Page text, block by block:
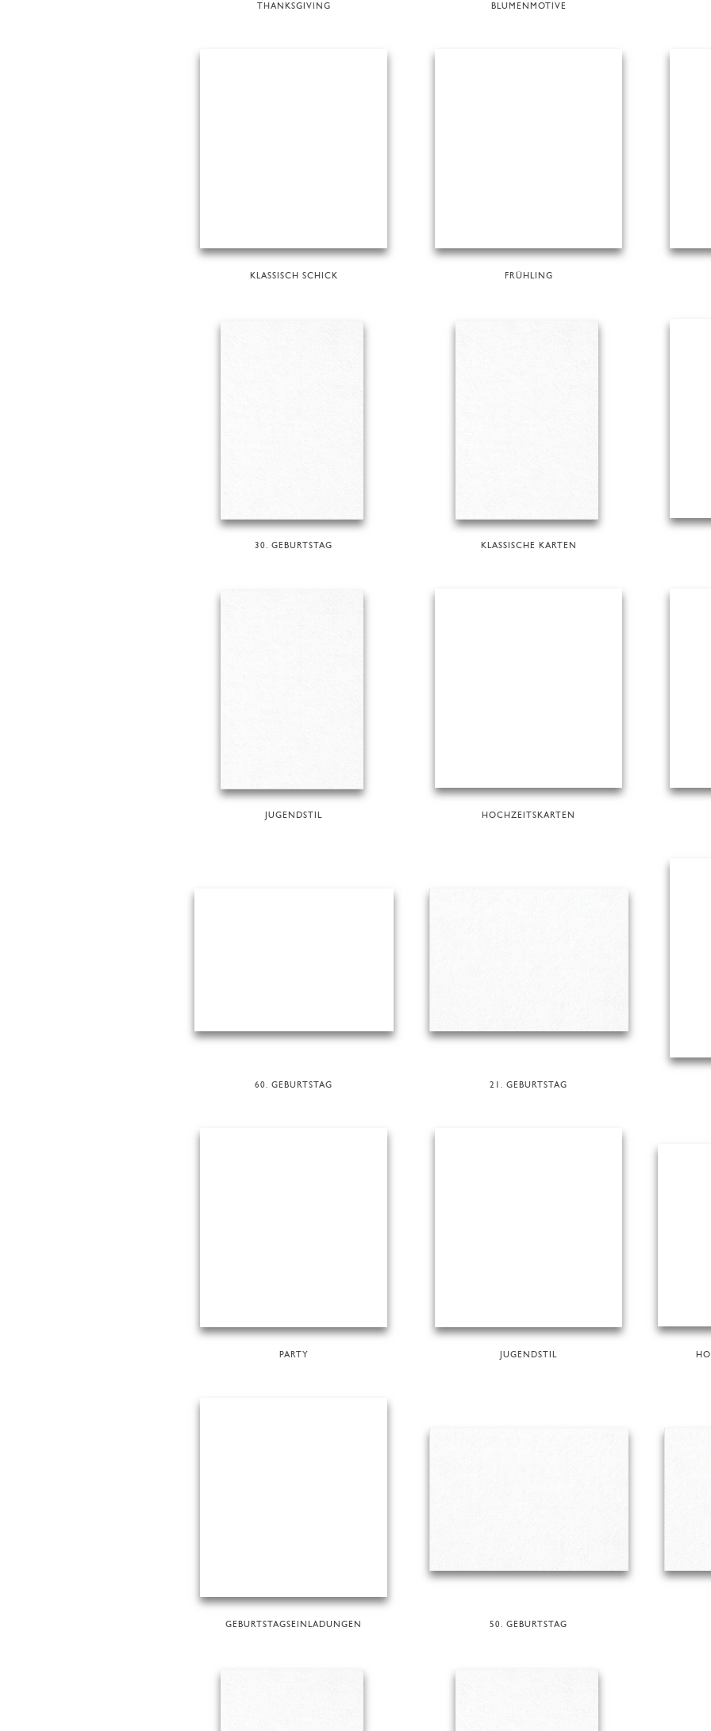
THANKSGIVING BLUMENMOTIVE
KLASSISCH SCHICK FRÜHLING
30. GEBURTSTAG KLASSISCHE KARTEN
JUGENDSTIL HOCHZEITSKARTEN
60. GEBURTSTAG 21. GEBURTSTAG
PARTY JUGENDSTIL
GEBURTSTAGSEINLADUNGEN 50. GEBURTSTAG